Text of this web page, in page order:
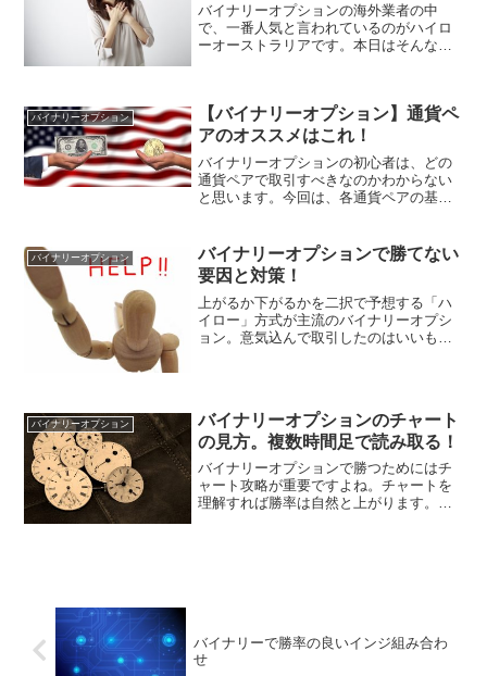
バイナリーオプションの海外業者の中
で、一番人気と言われているのがハイロ
ーオーストラリアです。本日はそんなハ
ストラリアのキャッシュバッ...
バイナリーオプション
【バイナリーオプション】通貨ペ
アのオススメはこれ！
バイナリーオプションの初心者は、どの
通貨ペアで取引すべきなのかわからない
と思います。今回は、各通貨ペアの基本
る通貨ペアの基本バイナリーオプション
で通貨ペアを選ぶ際に、も...
バイナリーオプション
バイナリーオプションで勝てない
要因と対策！
上がるか下がるかを二択で予想する「ハ
イロー」方式が主流のバイナリーオプシ
ョン。意気込んで取引したのはいいもの
バイナリーオプション
バイナリーオプションのチャート
の見方。複数時間足で読み取る！
バイナリーオプションで勝つためにはチ
ャート攻略が重要ですよね。チャートを
理解すれば勝率は自然と上がります。今
バイナリーで勝率の良いインジ組み合わ
せ